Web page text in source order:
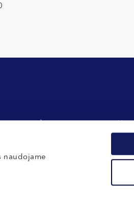
naudojame